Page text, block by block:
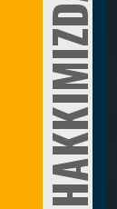
HAKKIMIZDA